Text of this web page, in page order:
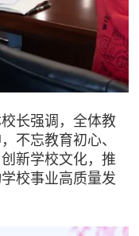
长强调，全体教
不忘教育初心、
新学校文化，推
校事业高质量发